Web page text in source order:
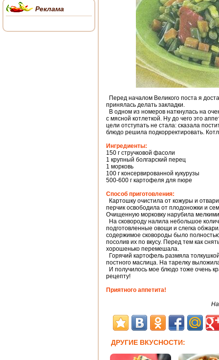
Перед началом Великого поста я
принялась делать закладки.
В одном из номеров наткнулась на
с мясной котлеткой. Ну до чего это
цели отступать не стала: сказала
блюдо решила подкорректировать.
Ингредиенты:
150 г стручковой фасоли
1 крупный болгарский перец
1 морковь
100 г консервированной кукурузы
500-600 г картофеля для пюре
Способ приготовления:
Картошку очистила от кожуры и
перчик освободила от плодоножки и
Очищенную морковку нарубила
На сковороду налила небольшое
подготовленные овощи и слегка
содержимое сковороды было
посолив их по вкусу. Перед тем как
хорошенько перемешала.
Горячий картофель размяла
постного маслица. На тарелку
И получилось мое блюдо тоже очень
рецепту!
Приятного аппетита!
ДРУГИЕ ВКУСНОСТИ:
Реклама